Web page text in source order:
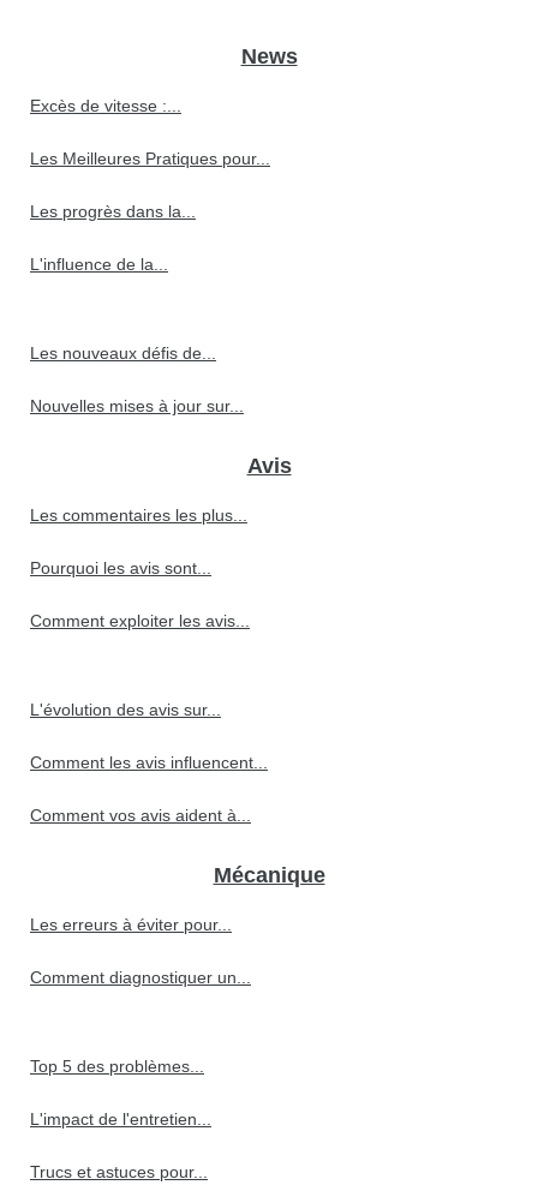
News
Excès de vitesse :...
Les Meilleures Pratiques pour...
Les progrès dans la...
L'influence de la...
Les nouveaux défis de...
Nouvelles mises à jour sur...
Avis
Les commentaires les plus...
Pourquoi les avis sont...
Comment exploiter les avis...
L'évolution des avis sur...
Comment les avis influencent...
Comment vos avis aident à...
Mécanique
Les erreurs à éviter pour...
Comment diagnostiquer un...
Top 5 des problèmes...
L'impact de l'entretien...
Trucs et astuces pour...